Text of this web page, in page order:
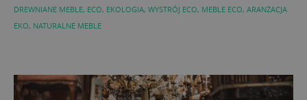
DREWNIANE MEBLE, ECO, EKOLOGIA, WYSTRÓJ ECO, MEBLE ECO, ARANŻACJA
EKO, NATURALNE MEBLE